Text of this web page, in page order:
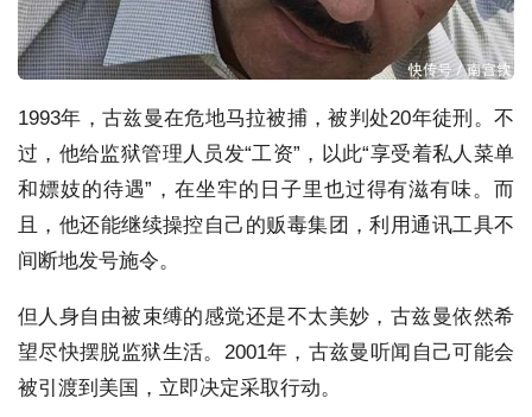
1993年，古兹曼在危地马拉被捕，被判处20年徒刑。不
过，他给监狱管理人员发“工资”，以此“享受着私人菜单
和嫖妓的待遇”，在坐牢的日子里也过得有滋有味。而
且，他还能继续操控自己的贩毒集团，利用通讯工具不
间断地发号施令。
但人身自由被束缚的感觉还是不太美妙，古兹曼依然希
望尽快摆脱监狱生活。2001年，古兹曼听闻自己可能会
被引渡到美国，立即决定采取行动。